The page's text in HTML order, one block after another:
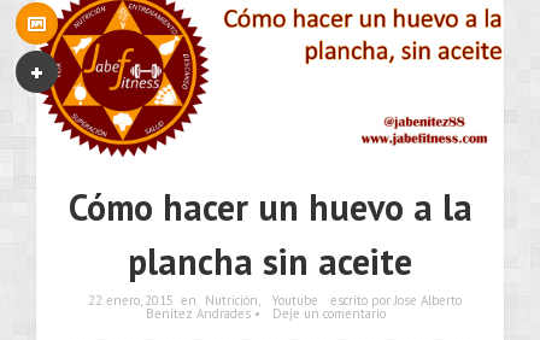
Cómo hacer un huevo a la
plancha sin aceite
22 enero, 2015 en Nutrición Youtube escrito por Jose Alberto
Benítez Andrades • Deje un comentario